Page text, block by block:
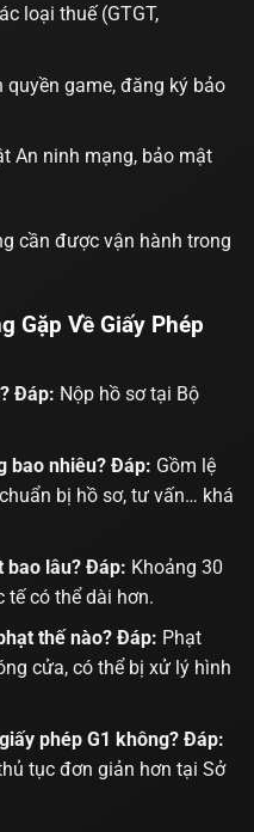
loại thuế (GTGT,
game, đăng ký bảo
An ninh mạng, bảo mật
cần được vận hành trong
Gặp Về Giấy Phép
Đáp: Nộp hồ sơ tại Bộ
bao nhiêu? Đáp: Gồm lệ
bị hồ sơ, tư vấn… khá
bao lâu? Đáp: Khoảng 30
tế có thể dài hơn.
thế nào? Đáp: Phạt
cửa, có thể bị xử lý hình
phép G1 không? Đáp:
tục đơn giản hơn tại Sở